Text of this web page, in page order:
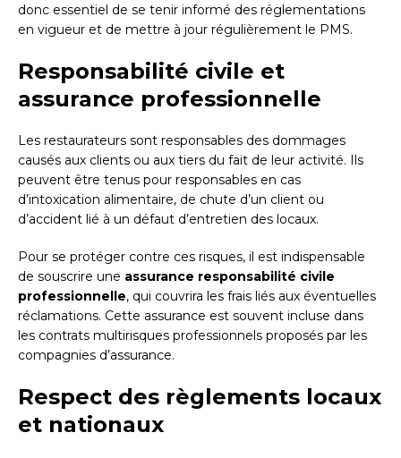
donc essentiel de se tenir informé des réglementations
en vigueur et de mettre à jour régulièrement le PMS.
Responsabilité civile et
assurance professionnelle
Les restaurateurs sont responsables des dommages
causés aux clients ou aux tiers du fait de leur activité. Ils
peuvent être tenus pour responsables en cas
d’intoxication alimentaire, de chute d’un client ou
d’accident lié à un défaut d’entretien des locaux.
Pour se protéger contre ces risques, il est indispensable
de souscrire une assurance responsabilité civile
professionnelle, qui couvrira les frais liés aux éventuelles
réclamations. Cette assurance est souvent incluse dans
les contrats multirisques professionnels proposés par les
compagnies d’assurance.
Respect des règlements locaux
et nationaux